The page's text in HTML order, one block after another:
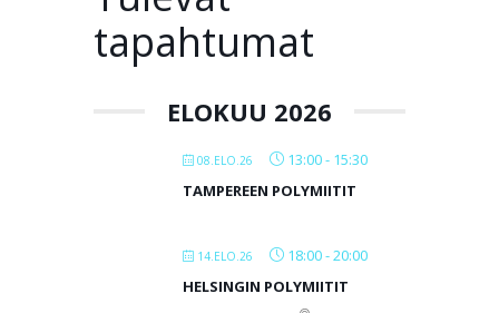
tapahtumat
ELOKUU 2026
08.ELO.26 13:00- 15:30
TAMPEREEN POLYMIITIT
14.ELO.26 18:00-20:00
HELSINGIN POLYMIITIT